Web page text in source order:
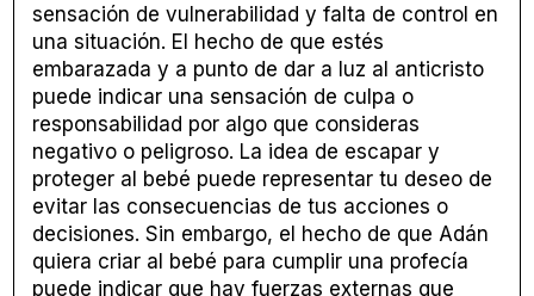
sensación de vulnerabilidad y falta de control en
una situación. El hecho de que estés
embarazada y a punto de dar a luz al anticristo
puede indicar una sensación de culpa o
responsabilidad por algo que consideras
negativo o peligroso. La idea de escapar y
proteger al bebé puede representar tu deseo de
evitar las consecuencias de tus acciones o
decisiones. Sin embargo, el hecho de que Adán
quiera criar al bebé para cumplir una profecía
puede indicar que hay fuerzas externas que